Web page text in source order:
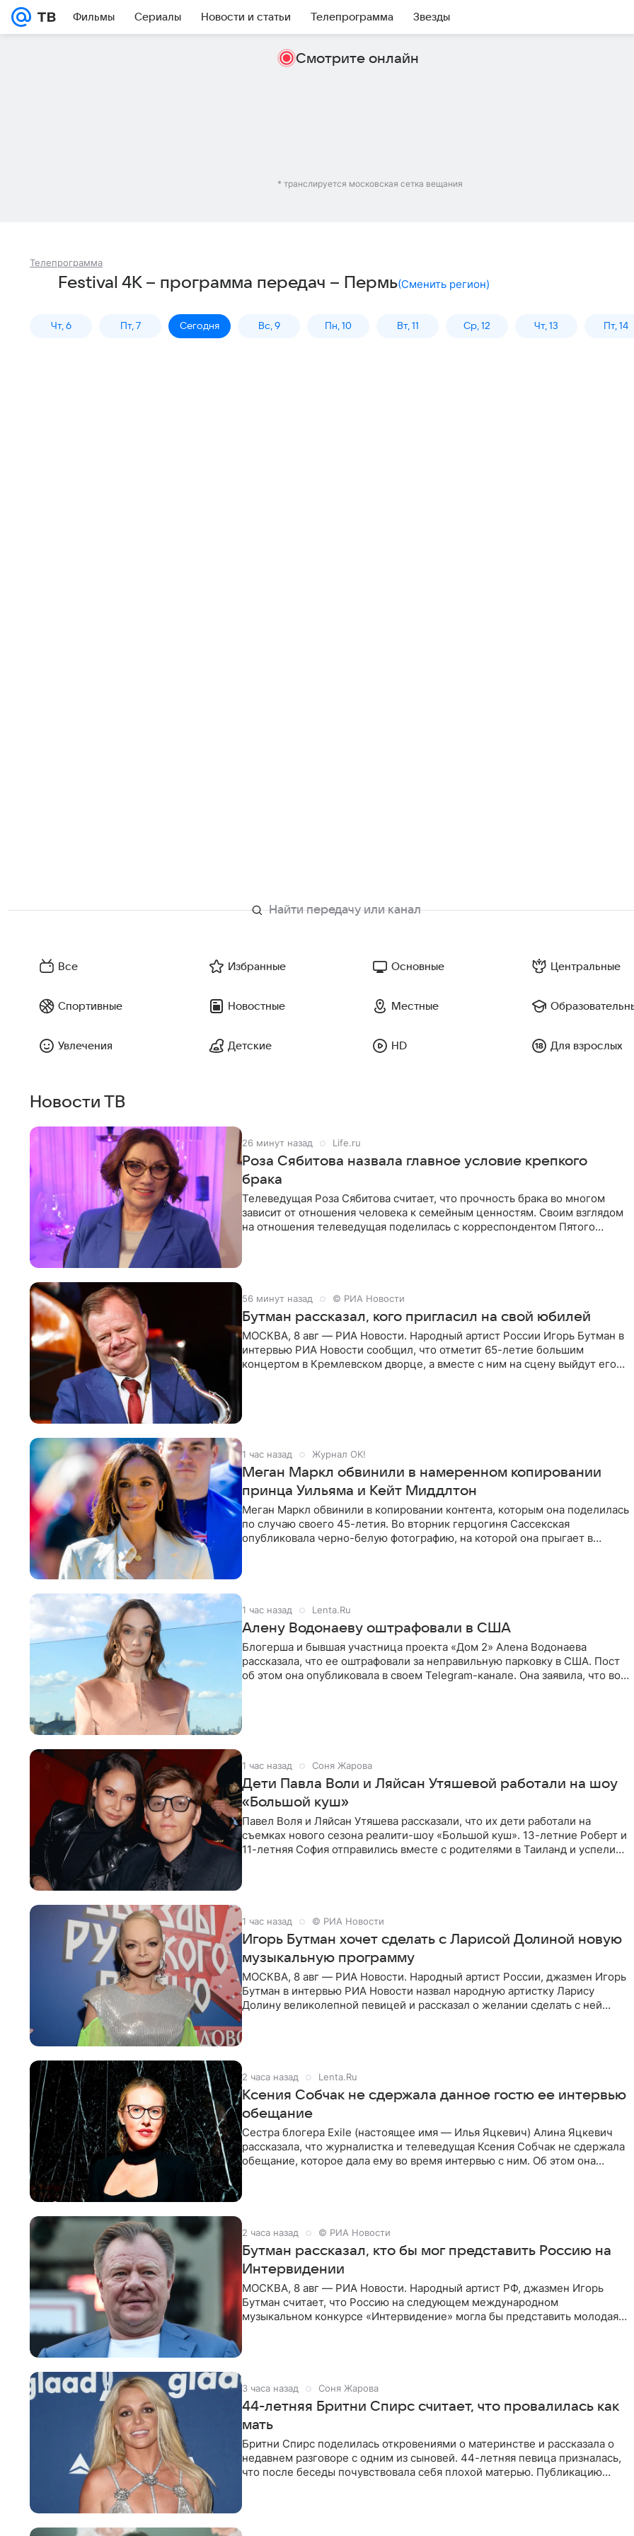
Фильмы Сериалы Новости и статьи Телепрограмма Звезды
Смотрите онлайн
* транслируется московская сетка вещания
Телепрограмма
Festival 4K – программа передач – Пермь(Сменить регион)
Чт, 6 Пт, 7 Сегодня Вс, 9 Пн, 10 Вт, 11 Ср, 12 Чт, 13 Пт, 14
Все Избранные Основные Центральные
Спортивные Новостные Местные
Увлечения Детские HD Для взрослых
Новости ТВ
26 минут назад Life.ru
Роза Сябитова назвала главное условие крепкого
брака
Телеведущая Роза Сябитова считает, что прочность брака во многом
зависит от отношения человека к семейным ценностям. Своим взглядом
на отношения телеведущая поделилась с корреспондентом Пятого
56 минут назад © РИА Новости
Бутман рассказал, кого пригласил на свой юбилей
МОСКВА, 8 авг — РИА Новости. Народный артист России Игорь Бутман в
интервью РИА Новости сообщил, что отметит 65-летие большим
концертом в Кремлевском дворце, а вместе с ним на сцену выйдут его
1 час назад Журнал OK!
Меган Маркл обвинили в намеренном копировании
принца Уильяма и Кейт Миддлтон
Меган Маркл обвинили в копировании контента, которым она поделилась
по случаю своего 45-летия. Во вторник герцогиня Сассекская
опубликовала черно-белую фотографию, на которой она прыгает в
1 час назад Lenta.Ru
Алену Водонаеву оштрафовали в США
Блогерша и бывшая участница проекта «Дом 2» Алена Водонаева
рассказала, что ее оштрафовали за неправильную парковку в США. Пост
об этом она опубликовала в своем Telegram-канале. Она заявила, что во
1 час назад Соня Жарова
Дети Павла Воли и Ляйсан Утяшевой работали на шоу
«Большой куш»
Павел Воля и Ляйсан Утяшева рассказали, что их дети работали на
съемках нового сезона реалити-шоу «Большой куш». 13-летние Роберт и
11-летняя София отправились вместе с родителями в Таиланд и успели
1 час назад © РИА Новости
Игорь Бутман хочет сделать с Ларисой Долиной новую
музыкальную программу
МОСКВА, 8 авг — РИА Новости. Народный артист России, джазмен Игорь
Бутман в интервью РИА Новости назвал народную артистку Ларису
Долину великолепной певицей и рассказал о желании сделать с ней
2 часа назад Lenta.Ru
Ксения Собчак не сдержала данное гостю ее интервью
обещание
Сестра блогера Exile (настоящее имя — Илья Яцкевич) Алина Яцкевич
рассказала, что журналистка и телеведущая Ксения Собчак не сдержала
обещание, которое дала ему во время интервью с ним. Об этом она
2 часа назад © РИА Новости
Бутман рассказал, кто бы мог представить Россию на
Интервидении
МОСКВА, 8 авг — РИА Новости. Народный артист РФ, джазмен Игорь
Бутман считает, что Россию на следующем международном
музыкальном конкурсе «Интервидение» могла бы представить молодая
3 часа назад Соня Жарова
44-летняя Бритни Спирс считает, что провалилась как
мать
Бритни Спирс поделилась откровениями о материнстве и рассказала о
недавнем разговоре с одним из сыновей. 44-летняя певица призналась,
что после беседы почувствовала себя плохой матерью. Публикацию